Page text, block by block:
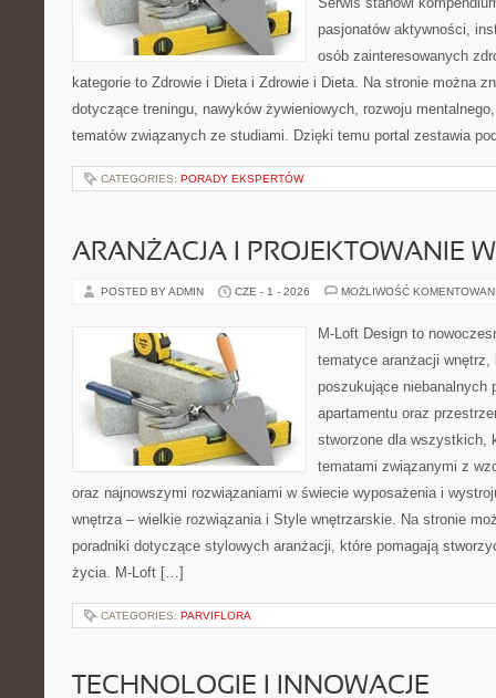
pasjonatów aktywności,
osób zainteresowanych
kategorie to Zdrowie i Dieta i Zdrowie i Dieta. Na stronie można
dotyczące treningu, nawyków żywieniowych, rozwoju
tematów związanych ze studiami. Dzięki temu portal zestawia
CATEGORIES: PORADY EKSPERTÓW
ARANŻACJA I PROJEKTOWANIE
POSTED BY ADMIN CZE - 1 - 2026 MOŻLIWOŚĆ
M-Loft Design to
tematyce aranżacji
poszukujące niebanalnych
apartamentu oraz
stworzone dla wszystkich,
tematami związanymi z
oraz najnowszymi rozwiązaniami w świecie wyposażenia i
wnętrza – wielkie rozwiązania i Style wnętrzarskie. Na stronie
poradniki dotyczące stylowych aranżacji, które pomagają
życia. M-Loft […]
CATEGORIES: PARVIFLORA
TECHNOLOGIE I INNOWACJE